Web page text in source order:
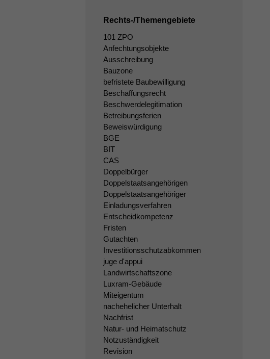
Rechts-/Themengebiete
101 ZPO
Anfechtungsobjekte
Ausschreibung
Bauzone
befristete Baubewilligung
Beschaffungsrecht
Beschwerdelegitimation
Betreibungsferien
Beweiswürdigung
BGE
BIT
CAS
Doppelbürger
Doppelstaatsangehörigen
Doppelstaatsangehöriger
Einladungsverfahren
Entscheidkompetenz
Fristen
Gutachten
Investitionsschutzabkommen
juge d'appui
Landwirtschaftszone
Luxram-Gebäude
Miteigentum
nachehelicher Unterhalt
Nachfrist
Natur- und Heimatschutz
Notzuständigkeit
Revision